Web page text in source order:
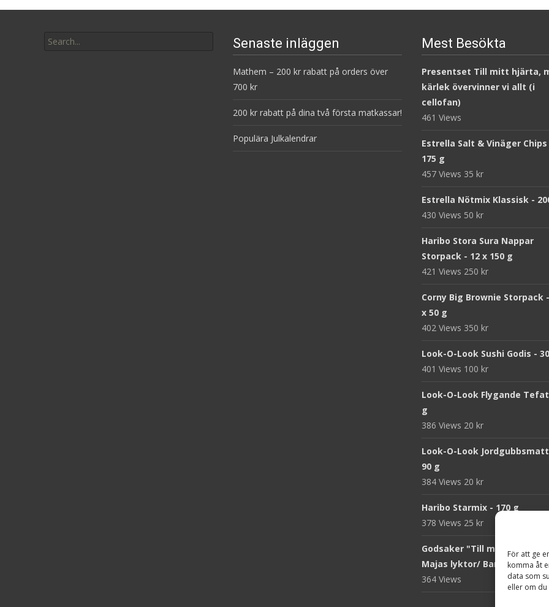
För att ge
komma åt
data som
eller om
for:
Senaste inläggen
Mathem – 200 kr rabatt på orders över
700 kr
200 kr rabatt på dina två första matkassar!
Populära Julkalendrar
Mest Besökta
Presentset Till mitt hjärta,
kärlek övervinner vi allt (i
cellofan)
461 Views
Estrella Salt & Vinäger Chips
175 g
457 Views 35 kr
Estrella Nötmix Klassisk -
430 Views 50 kr
Haribo Stora Sura Nappar
Storpack - 12 x 150 g
421 Views 250 kr
Corny Big Brownie Storpack
x 50 g
402 Views 350 kr
Look-O-Look Sushi Godis -
401 Views 100 kr
Look-O-Look Flygande
g
386 Views 20 kr
Look-O-Look
90 g
384 Views 20 kr
Haribo Starmix - 170 g
378 Views 25 kr
Godsaker "Till mitt hjärta" -
Majas lyktor/
364 Views